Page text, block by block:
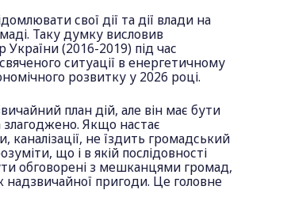
свої дії та дії влади на
Таку думку висловив
(2016-2019) під час
ситуації в енергетичному
розвитку у 2026 році.
план дій, але він має бути
злагоджено. Якщо настає
каналізації, не їздить громадський
що і в якій послідовності
обговорені з мешканцями громад,
надзвичайної пригоди. Це головне